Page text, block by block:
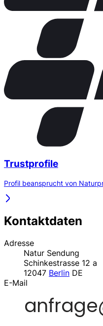
Trustprofile
Profil beansprucht von
Kontaktdaten
Adresse
Natur Sendung
Schinkestrasse 12 a
12047 Berlin DE
E-Mail